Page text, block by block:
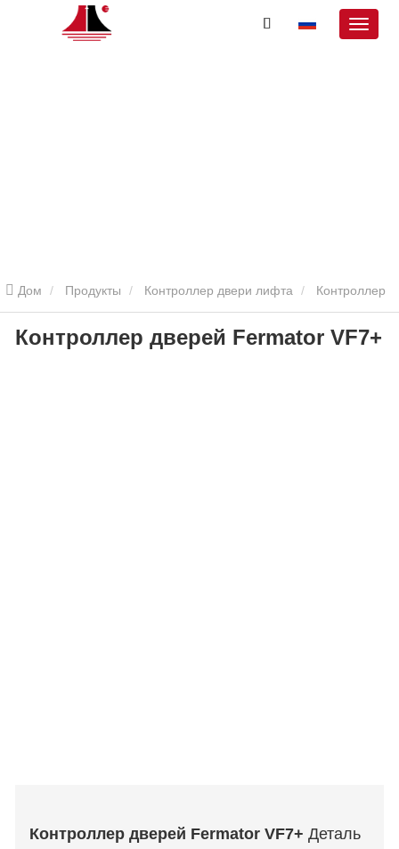
Дом Продукты Контроллер двери лифта Контроллер
двери Fermator VF5+ Контроллер дверей Fermator VF7+
Контроллер дверей Fermator VF7+
Контроллер дверей Fermator VF7+ Деталь